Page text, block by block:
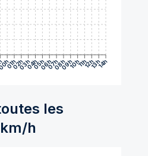
01h02h03h04h05h06h07h08h09h10h11h12h13h14h
les
h